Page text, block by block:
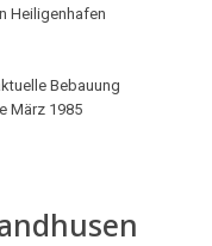
Heiligenhafen
Bebauung
März 1985